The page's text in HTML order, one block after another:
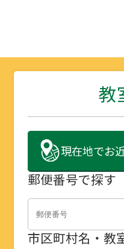
教
現在地でお
郵便番号で探す
市区町村名・教